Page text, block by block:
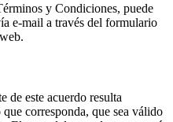
y Condiciones, puede
e-mail a través del formulario
de este acuerdo resulta
corresponda, que sea válido